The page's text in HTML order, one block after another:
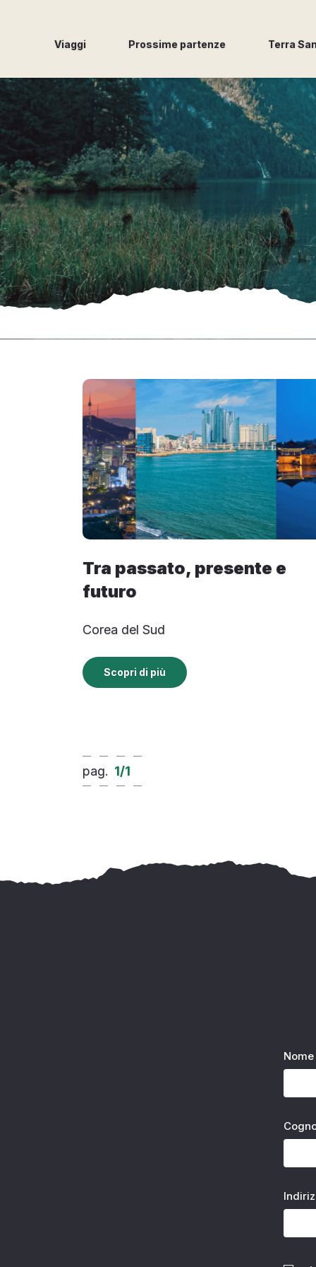
Viaggi Prossime partenze Terra
Tra passato, presente e
futuro
Corea del Sud
Scopri di più
pag. 1/1